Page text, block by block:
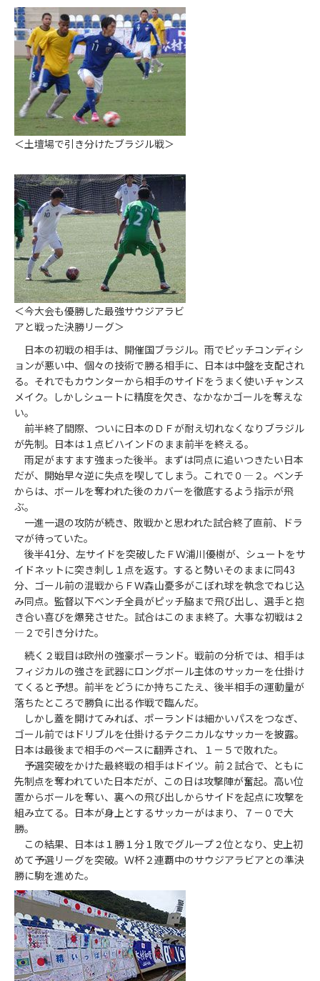
＜土壇場で引き分けたブラジル戦＞
＜今大会も優勝した最強サウジアラビ
アと戦った決勝リーグ＞
日本の初戦の相手は、開催国ブラジル。雨でピッチコンディシ
ョンが悪い中、個々の技術で勝る相手に、日本は中盤を支配され
る。それでもカウンターから相手のサイドをうまく使いチャンス
メイク。しかしシュートに精度を欠き、なかなかゴールを奪えな
い。
前半終了間際、ついに日本のＤＦが耐え切れなくなりブラジル
が先制。日本は１点ビハインドのまま前半を終える。
雨足がますます強まった後半。まずは同点に追いつきたい日本
だが、開始早々逆に失点を喫してしまう。これで０―２。ベンチ
からは、ボールを奪われた後のカバーを徹底するよう指示が飛
ぶ。
一進一退の攻防が続き、敗戦かと思われた試合終了直前、ドラ
マが待っていた。
後半41分、左サイドを突破したＦＷ浦川優樹が、シュートをサ
イドネットに突き刺し１点を返す。すると勢いそのままに同43
分、ゴール前の混戦からＦＷ森山憂多がこぼれ球を執念でねじ込
み同点。監督以下ベンチ全員がピッチ脇まで飛び出し、選手と抱
き合い喜びを爆発させた。試合はこのまま終了。大事な初戦は２
―２で引き分けた。
続く２戦目は欧州の強豪ポーランド。戦前の分析では、相手は
フィジカルの強さを武器にロングボール主体のサッカーを仕掛け
てくると予想。前半をどうにか持ちこたえ、後半相手の運動量が
落ちたところで勝負に出る作戦で臨んだ。
しかし蓋を開けてみれば、ポーランドは細かいパスをつなぎ、
ゴール前ではドリブルを仕掛けるテクニカルなサッカーを披露。
日本は最後まで相手のペースに翻弄され、１－５で敗れた。
予選突破をかけた最終戦の相手はドイツ。前２試合で、ともに
先制点を奪われていた日本だが、この日は攻撃陣が奮起。高い位
置からボールを奪い、裏への飛び出しからサイドを起点に攻撃を
組み立てる。日本が身上とするサッカーがはまり、７－０で大
勝。
この結果、日本は１勝１分１敗でグループ２位となり、史上初
めて予選リーグを突破。Ｗ杯２連覇中のサウジアラビアとの準決
勝に駒を進めた。